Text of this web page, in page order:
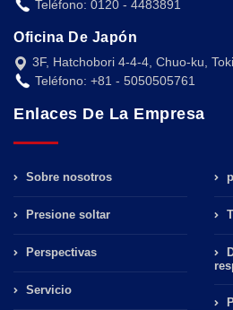
Teléfono: 0120 - 4483891
Oficina De Japón
3F, Hatchobori 4-4-4, Chuo-ku,
Teléfono: +81 - 5050505761
Enlaces De La Empresa
Sobre nosotros
Presione soltar
Perspectivas
Servicio